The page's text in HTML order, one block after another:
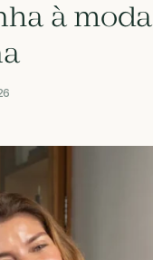
à moda